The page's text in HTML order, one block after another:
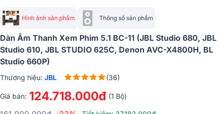
Hình ảnh sản phẩm Thông số sản phẩm
Dàn Âm Thanh Xem Phim 5.1 BC-11 (JBL Studio 680, JBL
Studio 610, JBL STUDIO 625C, Denon AVC-X4800H, BL
Studio 660P)
Thương hiệu: JBL (36)
Giá bán: 124.718.000đ (1 Bộ)